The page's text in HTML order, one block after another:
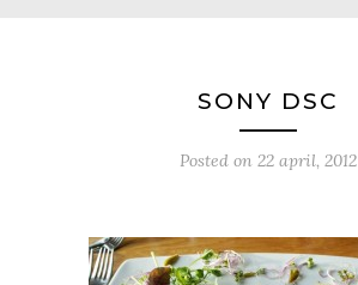
SONY DSC
Posted on 22 april, 2012